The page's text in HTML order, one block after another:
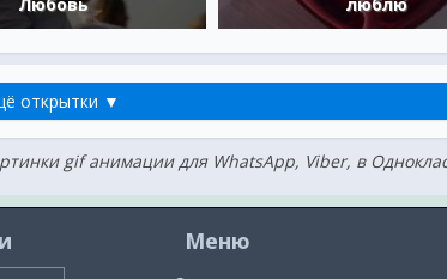
открытки ▼
gif анимации для WhatsApp, Viber, в
Меню